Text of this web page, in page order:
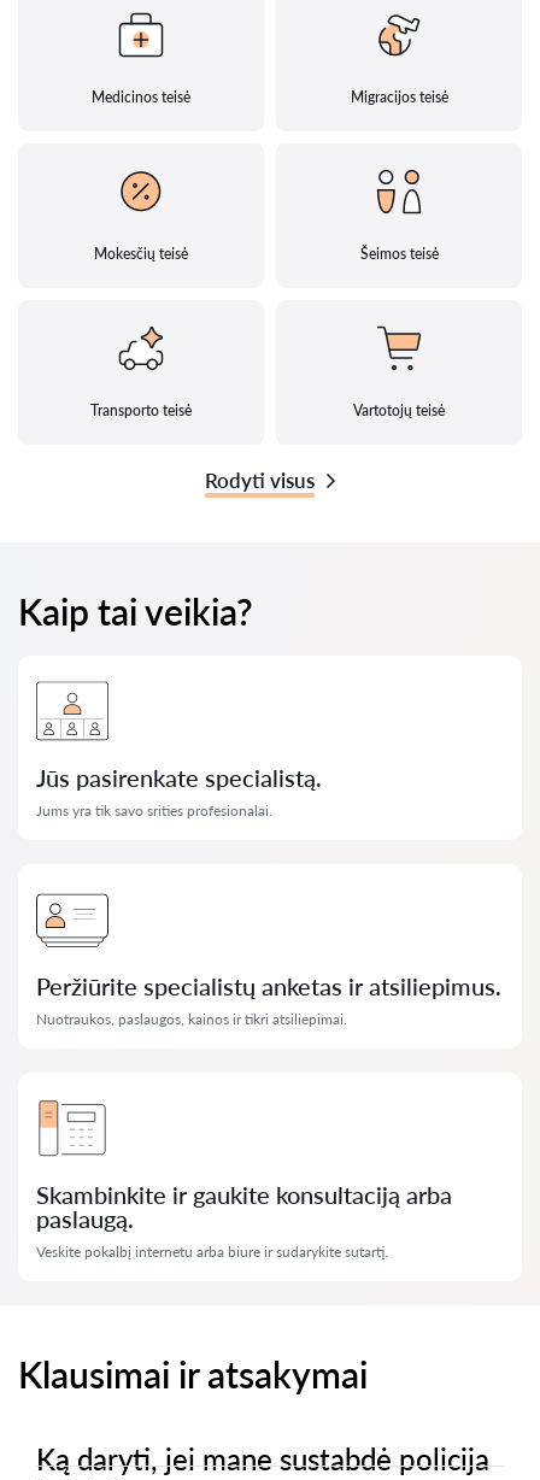
Medicinos teisė Migracijos teisė
Mokesčių teisė Šeimos teisė
Transporto teisė Vartotojų teisė
Rodyti visus
Kaip tai veikia?
Jūs pasirenkate specialistą.
Jums yra tik savo srities profesionalai.
Peržiūrite specialistų anketas ir atsiliepimus.
Nuotraukos, paslaugos, kainos ir tikri atsiliepimai.
Skambinkite ir gaukite konsultaciją arba
paslaugą.
Veskite pokalbį internetu arba biure ir sudarykite sutartį.
Klausimai ir atsakymai
Ką daryti, jei mane sustabdė policija